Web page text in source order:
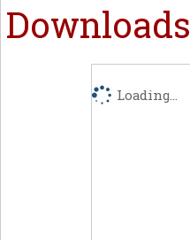
Downloads
Loading...